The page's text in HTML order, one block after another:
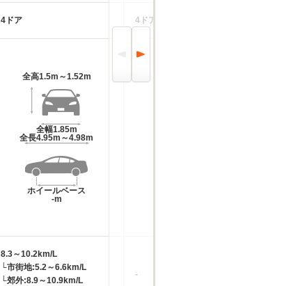
4ドア
全高1.5m～1.52m
全幅1.85m
全長4.95m～4.98m
ホイールベース
-m
8.3～10.2km/L
└市街地:5.2～6.6km/L
└郊外:8.9～10.9km/L
4ドア
-